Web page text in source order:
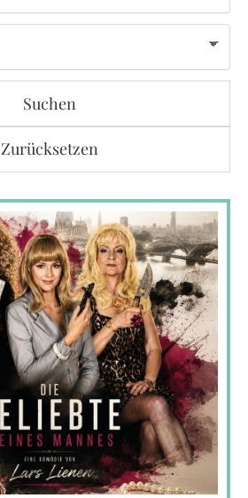
Suchen
Zurücksetzen